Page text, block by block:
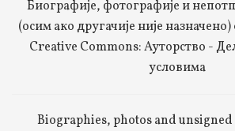
Биографије, фотографије и
(осим ако другачије није
Creative Commons: Ауторство -
условима
Biographies, photos and